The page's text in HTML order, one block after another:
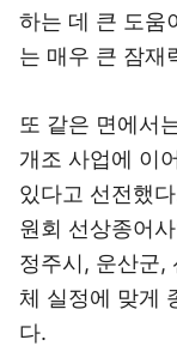
하는 데 큰 도움
는 매우 큰 잠재
또 같은 면에서
개조 사업에 이
있다고 선전했
원회 선상종어
정주시, 운산군,
체 실정에 맞게
다.